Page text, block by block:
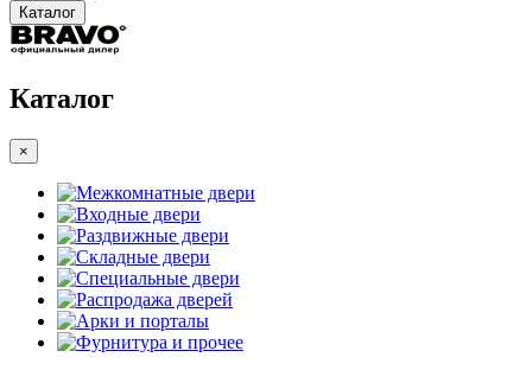
Каталог
Каталог
×
Межкомнатные двери
Входные двери
Раздвижные двери
Складные двери
Специальные двери
Распродажа дверей
Арки и порталы
Фурнитура и прочее